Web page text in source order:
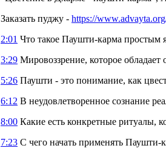
Заказать пуджу - https://
2:01 Что такое Паушти-карма простым
3:29 Мировоззрение, которое обладает
5:26 Паушти - это понимание, как
6:12 В неудовлетворенное сознание
8:00 Какие есть конкретные ритуалы,
7:23 С чего начать применять Паушти-